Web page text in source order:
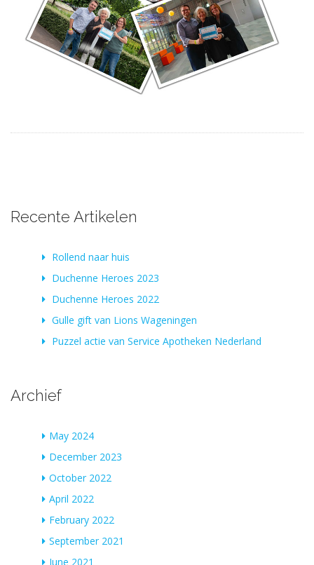
Recente Artikelen
Rollend naar huis
Duchenne Heroes 2023
Duchenne Heroes 2022
Gulle gift van Lions Wageningen
Puzzel actie van Service Apotheken Nederland
Archief
May 2024
December 2023
October 2022
April 2022
February 2022
September 2021
June 2021